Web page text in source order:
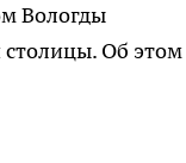
Вологды
столицы. Об этом